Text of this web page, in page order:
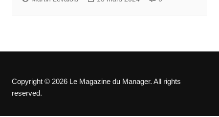
Copyright © 2026 Le Magazine du Manager. All rights
reserved.